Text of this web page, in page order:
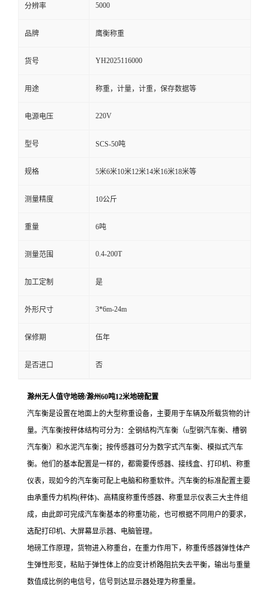
分辨率 5000
品牌 鹰衡称重
货号 YH2025116000
用途 称重，计量，计重，保存数据等
电源电压 220V
型号 SCS-50吨
规格 5米6米10米12米14米16米18米等
测量精度 10公斤
重量 6吨
测量范围 0.4-200T
加工定制 是
外形尺寸 3*6m-24m
保修期 伍年
是否进口 否
滁州无人值守地磅/滁州60吨12米地磅配置
汽车衡是设置在地面上的大型称重设备，主要用于车辆及所载货物的计
量。汽车衡按秤体结构可分为：全钢结构汽车衡（u型钢汽车衡、槽钢
汽车衡）和水泥汽车衡；按传感器可分为数字式汽车衡、模拟式汽车
衡。他们的基本配置是一样的，都需要传感器、接线盒、打印机、称重
仪表，现如今的汽车衡可配上电脑和称重软件。汽车衡的标准配置主要
由承重传力机构(秤体)、高精度称重传感器、称重显示仪表三大主件组
成，由此即可完成汽车衡基本的称重功能，也可根据不同用户的要求，
选配打印机、大屏幕显示器、电脑管理。
地磅工作原理，货物进入称重台，在重力作用下，称重传感器弹性体产
生弹性形变，粘贴于弹性体上的应变计桥路阻抗失去平衡，输出与重量
数值成比例的电信号，信号到达显示器处理为称重量。